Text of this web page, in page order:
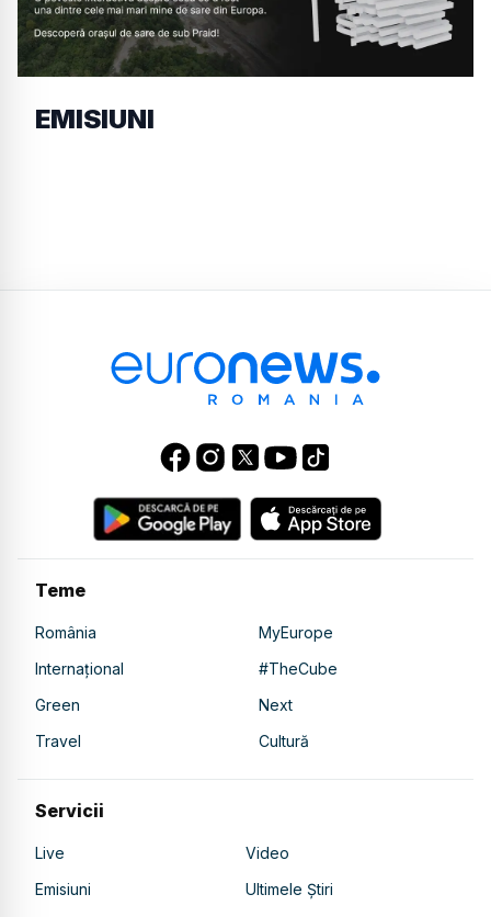
EMISIUNI
Teme
România
MyEurope
Internațional
#TheCube
Green
Next
Travel
Cultură
Servicii
Live
Video
Emisiuni
Ultimele Știri